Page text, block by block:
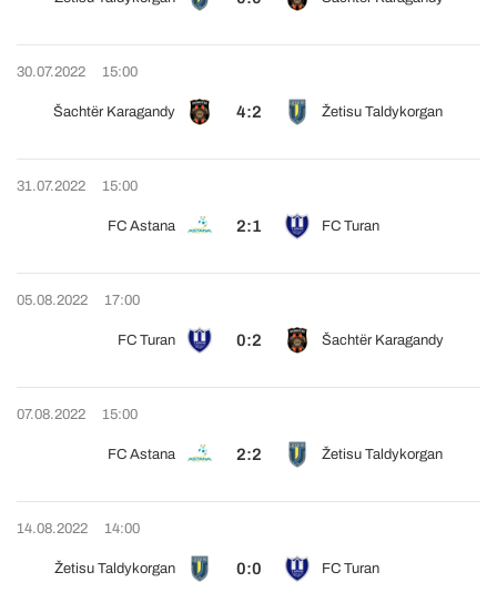
30.07.2022 15:00
Šachtër Karagandy 4:2 Žetisu Taldykorgan
31.07.2022 15:00
FC Astana 2:1 FC Turan
05.08.2022 17:00
FC Turan 0:2 Šachtër Karagandy
07.08.2022 15:00
FC Astana 2:2 Žetisu Taldykorgan
14.08.2022 14:00
Žetisu Taldykorgan 0:0 FC Turan